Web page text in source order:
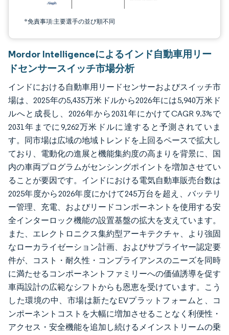
*免責事項:主要選手の並び順不同
Mordor Intelligenceによるインド自動車用リー
ドセンサースイッチ市場分析
インドにおける自動車用リードセンサーおよびスイッチ市
場は、2025年の5,435万米ドルから2026年には5,940万米ド
ルへと成長し、2026年から2031年にかけてCAGR 9.3%で
2031年までに9,262万米ドルに達すると予測されていま
す。同市場は広域の地域トレンドを上回るペースで拡大し
ており、電動化の進展と機能集約度の高まりを背景に、国
内の車両プログラムがセンシングポイントを増加させてい
ることが要因です。インドにおける電気自動車販売台数は
2025年度から2026年度にかけて245万台を超え、バッテリ
ー管理、充電、およびリードコンポーネントを使用する安
全インターロック機能の設置基盤の拡大を支えています。
また、エレクトロニクス集約型アーキテクチャ、より強固
なローカライゼーション計画、およびサプライヤー認定要
件が、コスト・耐久性・コンプライアンスのニーズを同時
に満たせるコンポーネントファミリーへの価値誘導を促す
車両設計の広範なシフトからも恩恵を受けています。こう
した環境の中、市場は新たなEVプラットフォームと、コ
ンポーネントコストを大幅に増加させることなく利便性・
アクセス・安全機能を追加し続けるメインストリームの乗